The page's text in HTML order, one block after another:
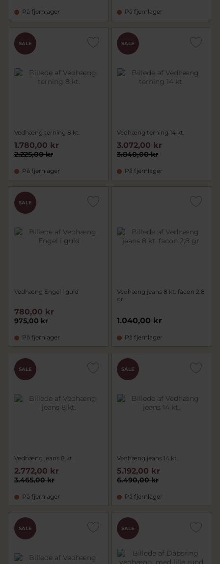
På fjernlager På fjernlager
SALE
Vedhæng terning 8 kt.
2.225,00 kr
1.780,00 kr
På fjernlager
SALE
Vedhæng terning 14 kt.
3.840,00 kr
3.072,00 kr
På fjernlager
SALE
Vedhæng Engel i guld
975,00 kr
780,00 kr
På fjernlager
Vedhæng jeans 8 kt. facon 2,8
gr.
1.040,00 kr
På fjernlager
SALE
Vedhæng jeans 8 kt.
3.465,00 kr
2.772,00 kr
På fjernlager
SALE
Vedhæng jeans 14 kt.
6.490,00 kr
5.192,00 kr
På fjernlager
SALE SALE